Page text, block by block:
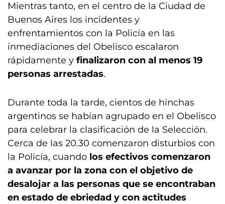
Mientras tanto, en el centro de la Ciudad de
Buenos Aires los incidentes y
enfrentamientos con la Policía en las
inmediaciones del Obelisco escalaron
rápidamente y finalizaron con al menos 19
personas arrestadas.
Durante toda la tarde, cientos de hinchas
argentinos se habían agrupado en el Obelisco
para celebrar la clasificación de la Selección.
Cerca de las 20.30 comenzaron disturbios con
la Policía, cuando los efectivos comenzaron
a avanzar por la zona con el objetivo de
desalojar a las personas que se encontraban
en estado de ebriedad y con actitudes